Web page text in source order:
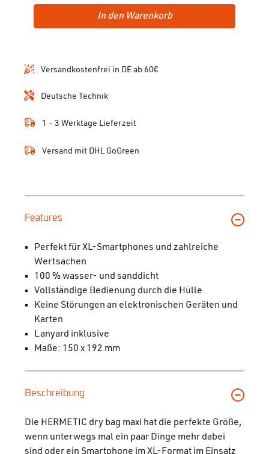
In den Warenkorb
Versandkostenfrei in DE ab 60€
Deutsche Technik
1 - 3 Werktage Lieferzeit
Versand mit DHL GoGreen
Features
Perfekt für XL-Smartphones und zahlreiche
Wertsachen
100 % wasser- und sanddicht
Vollständige Bedienung durch die Hülle
Keine Störungen an elektronischen Geräten und
Karten
Lanyard inklusive
Maße: 150 x 192 mm
Beschreibung
Die HERMETIC dry bag maxi hat die perfekte Größe,
wenn unterwegs mal ein paar Dinge mehr dabei
sind oder ein Smartphone im XL-Format im Einsatz